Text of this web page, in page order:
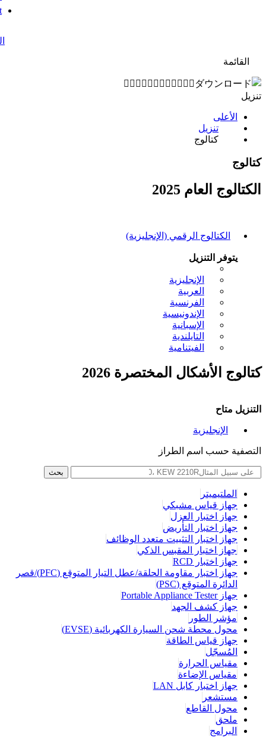
القائمة
تنزيل
الأعلى
تنزيل
كتالوج
كتالوج
الكتالوج العام 2025
الكتالوج الرقمي (الإنجليزية)
يتوفر التنزيل
الإنجليزية
العربية
الفرنسية
الإندونيسية
الإسبانية
التايلندية
الفيتنامية
كتالوج الأشكال المختصرة 2026
التنزيل متاح
الإنجليزية
التصفية حسب اسم الطراز
بحث
الملتيميتر
جهاز قياس مشبكي
جهاز اختبار العزل
جهاز اختبار التأريض
جهاز اختبار التثبيت متعدد الوظائف
جهاز اختبار المقبس الذكي
جهاز اختبار RCD
جهاز اختبار مقاومة الحلقة/عطل التيار المتوقع (PFC)/قصر
الدائرة المتوقع (PSC)
جهاز Portable Appliance Tester
جهاز كشف الجهد
مؤشر الطور
محول محطة شحن السيارة الكهربائية (EVSE)
جهاز قياس الطاقة
المُسجّل
مقياس الحرارة
مقياس الإضاءة
جهاز اختبار كابل LAN
مستشعر
محول القاطع
ملحق
البرامج